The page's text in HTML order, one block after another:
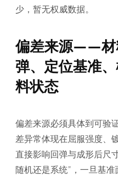
少，暂无权威数据。
偏差来源——材
弹、定位基准
料状态
偏差来源必须具体到可验
差异常体现在屈服强度、
直接影响回弹与成形后尺
随机还是系统”，一旦基